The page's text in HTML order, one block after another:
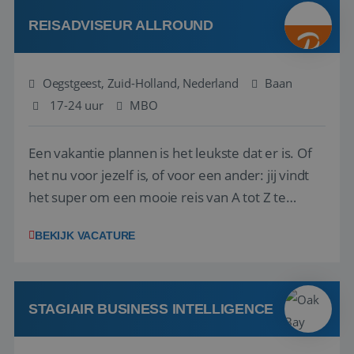
REISADVISEUR ALLROUND
Oegstgeest, Zuid-Holland, Nederland
Baan
17-24 uur
MBO
Een vakantie plannen is het leukste dat er is. Of
het nu voor jezelf is, of voor een ander: jij vindt
het super om een mooie reis van A tot Z te
vakantiegangers de meest prachtige plekjes op
werken: of het nu gaat om vragen ...
BEKIJK VACATURE
STAGIAIR BUSINESS INTELLIGENCE